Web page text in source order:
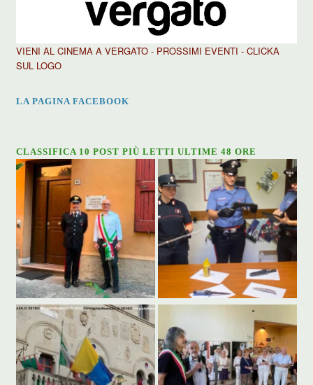
VIENI AL CINEMA A VERGATO - PROSSIMI EVENTI - CLICKA
SUL LOGO
LA PAGINA FACEBOOK
CLASSIFICA 10 POST PIÙ LETTI ULTIME 48 ORE